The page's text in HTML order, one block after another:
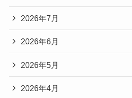
2026年7月
2026年6月
2026年5月
2026年4月